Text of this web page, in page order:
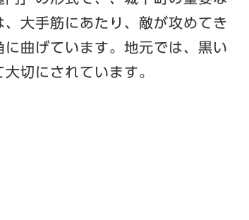
大手筋にあたり、敵が攻めてき
曲げています。地元では、黒い
切にされています。